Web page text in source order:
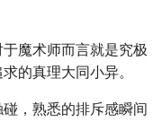
魔术师而言就是究极
的真理大同小异。
，熟悉的排斥感瞬间